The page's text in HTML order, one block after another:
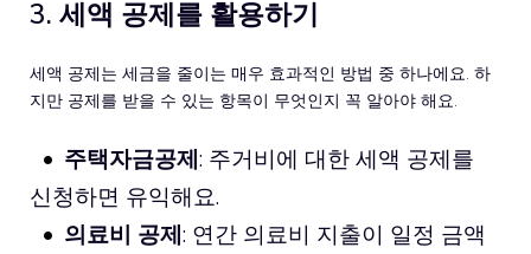
3. 세액 공제를 활용하기
세액 공제는 세금을 줄이는 매우 효과적인 방법 중 하나에요. 하
지만 공제를 받을 수 있는 항목이 무엇인지 꼭 알아야 해요.
주택자금공제: 주거비에 대한 세액 공제를
신청하면 유익해요.
의료비 공제: 연간 의료비 지출이 일정 금액